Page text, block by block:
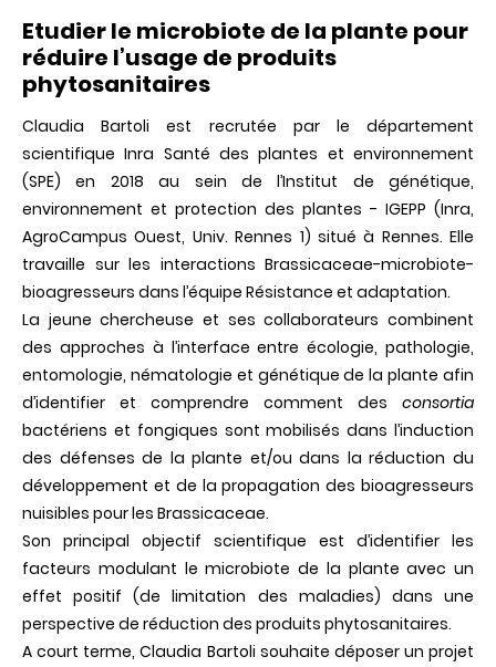
Etudier le microbiote de la plante pour
réduire l’usage de produits
phytosanitaires
Claudia Bartoli est recrutée par le département
scientifique Inra Santé des plantes et environnement
(SPE) en 2018 au sein de l’Institut de génétique,
environnement et protection des plantes - IGEPP (Inra,
AgroCampus Ouest, Univ. Rennes 1) situé à Rennes. Elle
travaille sur les interactions Brassicaceae-microbiote-
bioagresseurs dans l’équipe Résistance et adaptation.
La jeune chercheuse et ses collaborateurs combinent
des approches à l’interface entre écologie, pathologie,
entomologie, nématologie et génétique de la plante afin
d’identifier et comprendre comment des consortia
bactériens et fongiques sont mobilisés dans l’induction
des défenses de la plante et/ou dans la réduction du
développement et de la propagation des bioagresseurs
nuisibles pour les Brassicaceae.
Son principal objectif scientifique est d’identifier les
facteurs modulant le microbiote de la plante avec un
effet positif (de limitation des maladies) dans une
perspective de réduction des produits phytosanitaires.
A court terme, Claudia Bartoli souhaite déposer un projet